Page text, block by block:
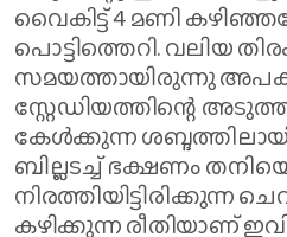
വൈകിട്ട് 4 മണി
പൊട്ടിത്തെറി. വലിയ
സമയത്തായിരുന്നു
സ്റ്റേഡിയത്തിന്റെ
കേള്‍ക്കുന്ന
ബില്ലടച്ച് ഭക്ഷണം
നിരത്തിയിട്ടിരിക്കുന്ന
കഴിക്കുന്ന രീതിയാണ്